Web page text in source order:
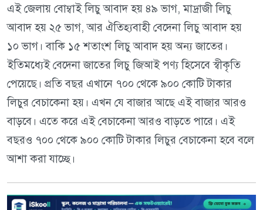
এই জেলায় বোম্বাই লিচু আবাদ হয় ৪৯ ভাগ, মাদ্রাজী লিচু
আবাদ হয় ২৫ ভাগ, আর ঐতিহ্যবাহী বেদেনা লিচু আবাদ হয়
১০ ভাগ। বাকি ১৫ শতাংশ লিচু আবাদ হয় অন্য জাতের।
ইতিমধ্যেই বেদেনা জাতের লিচু জিআই পণ্য হিসেবে স্বীকৃতি
পেয়েছে। প্রতি বছর এখানে ৭০০ থেকে ৯০০ কোটি টাকার
লিচুর বেচাকেনা হয়। এখন যে বাজার আছে এই বাজার আরও
বাড়বে। এতে করে এই বেচাকেনা আরও বাড়তে পারে। এই
বছরও ৭০০ থেকে ৯০০ কোটি টাকার লিচুর বেচাকেনা হবে বলে
আশা করা যাচ্ছে।